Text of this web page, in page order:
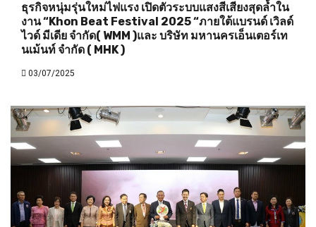
ธุรกิจหนุ่มรุ่นใหม่ไฟแรง เปิดตัวระบบแสงสีเสียงสุดล้ำใน
งาน “Khon Beat Festival 2025 “ภายใต้แบรนด์ เวิลด์
ไวด์ มีเดีย จำกัด( WMM )และ บริษัท มหานครเอ็นเตอร์เท
นเม้นท์ จำกัด ( MHK )
03/07/2025